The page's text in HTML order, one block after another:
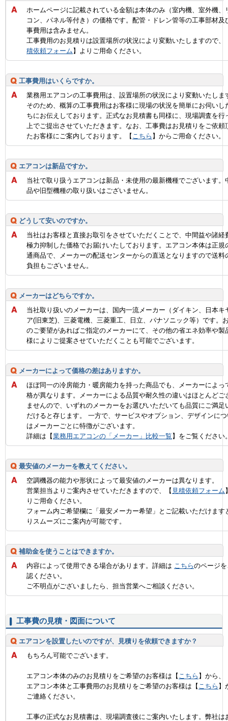
ホームページに記載されている金額は本体のみ（室内機、室外機、
コン、パネル等付き）の価格です。配管・ドレン管等の工事部材及
事費用は含みません。
工事費用のお見積りは設置場所の状況により変動いたしますので、
積依頼フォーム】よりご用命ください。
工事費用はいくらですか。
業務用エアコンの工事費用は、設置場所の状況により変動いたしま
そのため、概算の工事費用はお客様に現場の状況を簡単にお伺いし
ちにお伝えしております。正式なお見積書も同様に、現場調査を行
上でご提出させていただきます。なお、工事費はお見積りをご依頼
たお客様にご案内しております。【 こちら 】からご用命ください。
エアコンは新品ですか。
当社で取り扱うエアコンは新品・未使用の最新機種でございます。
品や旧型機種の取り扱いはございません。
どうして安いのですか。
当社はお客様と直接お取引をさせていただくことで、中間益や諸経
極力抑制した価格でお届けいたしております。エアコン本体は正規
通商品で、メーカーの配送センターからの直送となりますので送料
負担もございません。
メーカーはどちらですか。
当社取り扱いのメーカーは、国内一流メーカー（ダイキン、日本キ
ア(旧東芝)、三菱電機、三菱重工、日立、パナソニック等）です。
のご要望があればご指定のメーカーにて、その他の省エネ効率や製
様によりご提案させていただくことも可能でございます。
メーカーによって価格の差はありますか。
ほぼ同一の冷房能力・暖房能力を持った商品でも、メーカーによっ
格が異なります。メーカーによる品質や耐久性の違いはほとんどご
ませんので、いずれのメーカーをお選びいただいても品質にご満足
だけると存じます。 一方で、サービスやオプション、デザインに
はメーカーごとに特徴がございます。
詳細は【業務用エアコンの「メーカー」比較一覧】をご覧ください
最安値のメーカーを教えてください。
空調機器の能力や形状によって最安値のメーカーは異なります。
営業担当よりご案内させていただきますので、【 見積依頼フォーム
りご用命ください。
フォーム内ご希望欄に「最安メーカー希望」とご記載いただけます
りスムーズにご案内が可能です。
補助金を使うことはできますか。
内容によって使用できる場合があります。詳細は こちらのページ
認ください。
ご不明点がございましたら、担当営業へご相談ください。
工事費の見積・図面について
エアコンを設置したいのですが、見積りを依頼できますか？
もちろん可能でございます。
エアコン本体のみのお見積りをご希望のお客様は【 こちら 】から、
エアコン本体と工事費用のお見積りをご希望のお客様は【 こちら 】
ご連絡ください。
工事の正式なお見積書は、現場調査後にご案内いたします。弊社は